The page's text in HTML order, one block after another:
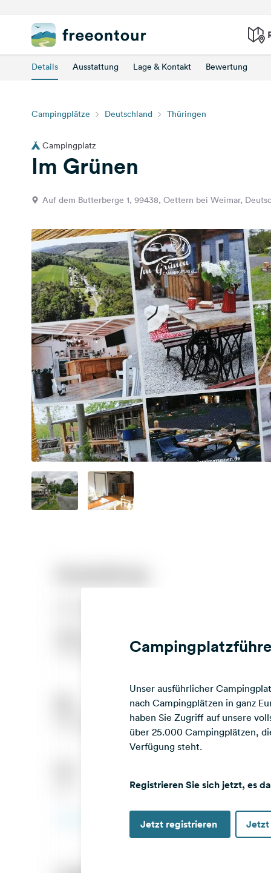
Details Ausstattung Lage & Kontakt Bewertung
Campingplätze Deutschland Thüringen
Campingplatz
Im Grünen
Auf dem Butterberge 1, 99438, Oettern bei Weimar,
Unser ausführlicher
nach Campingplätzen in ganz
haben Sie Zugriff auf unsere
über 25.000 Campingplätzen,
Verfügung steht.
Registrieren Sie sich jetzt, es
Jetzt registrieren Jetzt